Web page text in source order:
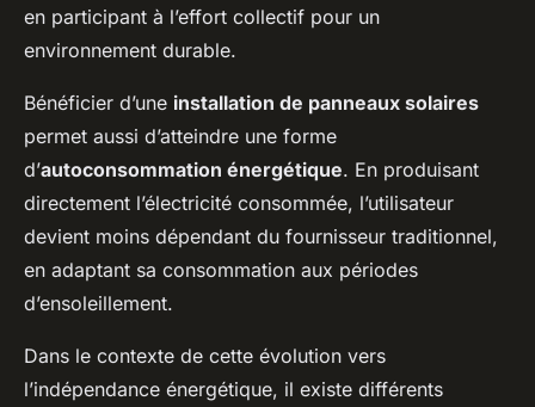
en participant à l’effort collectif pour un
environnement durable.
Bénéficier d’une installation de panneaux solaires
permet aussi d’atteindre une forme
d’autoconsommation énergétique. En produisant
directement l’électricité consommée, l’utilisateur
devient moins dépendant du fournisseur traditionnel,
en adaptant sa consommation aux périodes
d’ensoleillement.
Dans le contexte de cette évolution vers
l’indépendance énergétique, il existe différents